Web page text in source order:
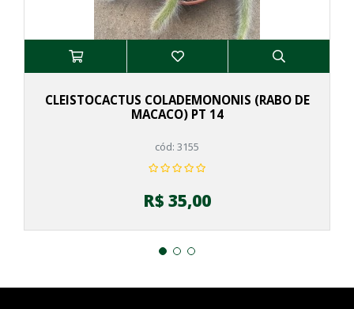
CLEISTOCACTUS COLADEMONONIS (RABO DE
MACACO) PT 14
cód: 3155
R$ 35,00